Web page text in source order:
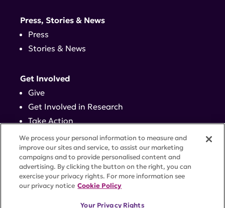
Press, Stories & News
Press
Stories & News
Get Involved
Give
Get Involved in Research
Take Action
Events
Contact
We process your personal information to measure and
improve our sites and service, to assist our marketing
campaigns and to provide personalised content and
advertising. By clicking the button on the right, you can
exercise your privacy rights. For more information see
our privacy notice Cookie Policy
Your Privacy Rights